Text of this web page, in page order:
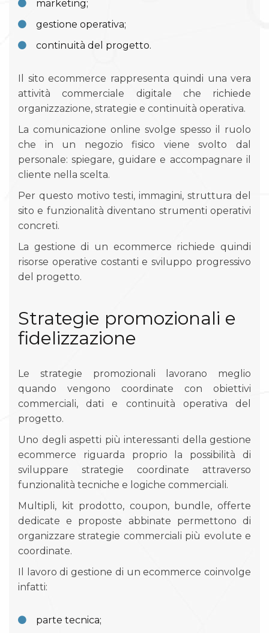
marketing;
gestione operativa;
continuità del progetto.
Il sito ecommerce rappresenta quindi una vera
attività commerciale digitale che richiede
organizzazione, strategie e continuità operativa.
La comunicazione online svolge spesso il ruolo
che in un negozio fisico viene svolto dal
personale: spiegare, guidare e accompagnare il
cliente nella scelta.
Per questo motivo testi, immagini, struttura del
sito e funzionalità diventano strumenti operativi
concreti.
La gestione di un ecommerce richiede quindi
risorse operative costanti e sviluppo progressivo
del progetto.
Strategie promozionali e
fidelizzazione
Le strategie promozionali lavorano meglio
quando vengono coordinate con obiettivi
commerciali, dati e continuità operativa del
progetto.
Uno degli aspetti più interessanti della gestione
ecommerce riguarda proprio la possibilità di
sviluppare strategie coordinate attraverso
funzionalità tecniche e logiche commerciali.
Multipli, kit prodotto, coupon, bundle, offerte
dedicate e proposte abbinate permettono di
organizzare strategie commerciali più evolute e
coordinate.
Il lavoro di gestione di un ecommerce coinvolge
infatti:
parte tecnica;